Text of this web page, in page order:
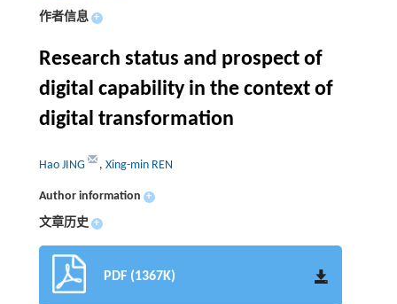
作者信息 +
Research status and prospect of
digital capability in the context of
digital transformation
Hao JING , Xing-min REN
Author information +
文章历史 +
PDF (1367K)